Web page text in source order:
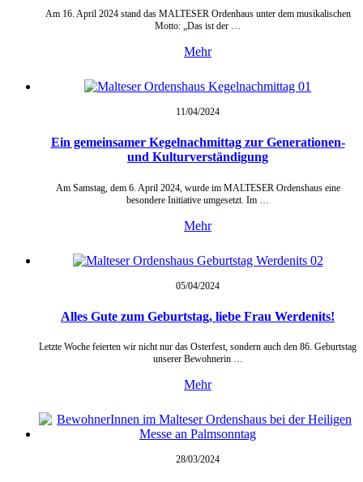
Am 16. April 2024 stand das MALTESER Ordenhaus unter dem musikalischen
Motto: „Das ist der …
Mehr
11/04/2024
Ein gemeinsamer Kegelnachmittag zur Generationen-
und Kulturverständigung
Am Samstag, dem 6. April 2024, wurde im MALTESER Ordenshaus eine
besondere Initiative umgesetzt. Im …
Mehr
05/04/2024
Alles Gute zum Geburtstag, liebe Frau Werdenits!
Letzte Woche feierten wir nicht nur das Osterfest, sondern auch den 86. Geburtstag
unserer Bewohnerin …
Mehr
28/03/2024